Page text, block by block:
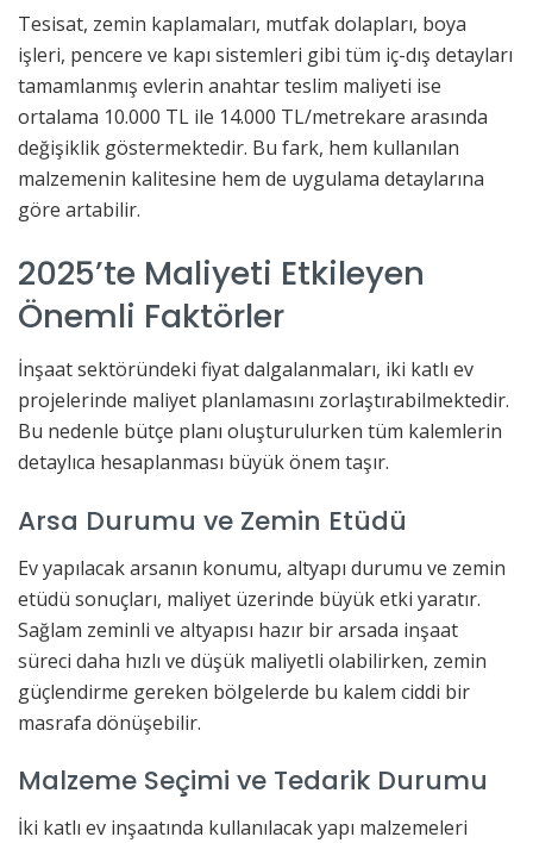
Tesisat, zemin kaplamaları, mutfak dolapları, boya
işleri, pencere ve kapı sistemleri gibi tüm iç-dış detayları
tamamlanmış evlerin anahtar teslim maliyeti ise
ortalama 10.000 TL ile 14.000 TL/metrekare arasında
değişiklik göstermektedir. Bu fark, hem kullanılan
malzemenin kalitesine hem de uygulama detaylarına
göre artabilir.
2025’te Maliyeti Etkileyen
Önemli Faktörler
İnşaat sektöründeki fiyat dalgalanmaları, iki katlı ev
projelerinde maliyet planlamasını zorlaştırabilmektedir.
Bu nedenle bütçe planı oluşturulurken tüm kalemlerin
detaylıca hesaplanması büyük önem taşır.
Arsa Durumu ve Zemin Etüdü
Ev yapılacak arsanın konumu, altyapı durumu ve zemin
etüdü sonuçları, maliyet üzerinde büyük etki yaratır.
Sağlam zeminli ve altyapısı hazır bir arsada inşaat
süreci daha hızlı ve düşük maliyetli olabilirken, zemin
güçlendirme gereken bölgelerde bu kalem ciddi bir
masrafa dönüşebilir.
Malzeme Seçimi ve Tedarik Durumu
İki katlı ev inşaatında kullanılacak yapı malzemeleri